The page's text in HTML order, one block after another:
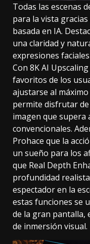
Todas las escenas
para la vista
basada en IA.
una claridad y
expresiones
Con 8K AI
favoritos de los
ajustarse al
permite disfrutar de
imagen que supera
convencionales.
Prohace que la
un sueño para los
que Real Depth
profundidad
espectador en la
estas funciones se
de la gran pantalla,
de inmersión visual.